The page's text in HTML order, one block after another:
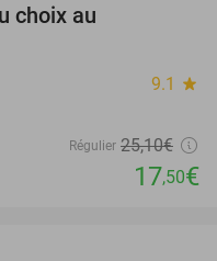
choix au
9.1 star
Régulier 25,10€
17,50€